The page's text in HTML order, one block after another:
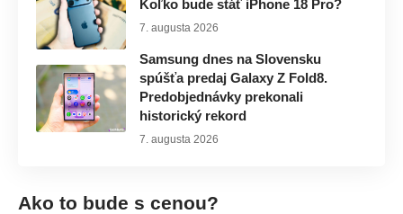
Koľko bude stáť iPhone 18 Pro?
7. augusta 2026
Samsung dnes na Slovensku
spúšťa predaj Galaxy Z Fold8.
Predobjednávky prekonali
historický rekord
7. augusta 2026
Ako to bude s cenou?